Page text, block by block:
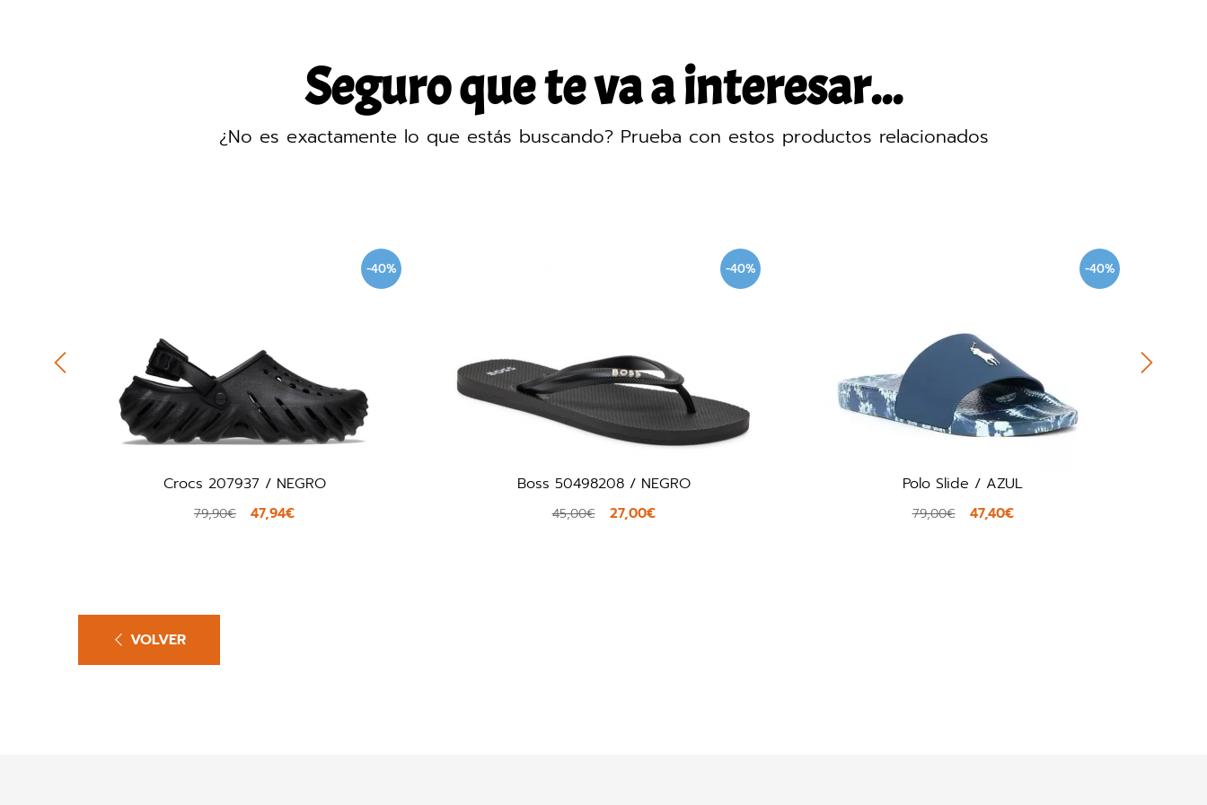
Seguro que te va a interesar...
¿No es exactamente lo que estás buscando? Prueba con estos productos relacionados
Boss 50498208 / NEGRO
VOLVER